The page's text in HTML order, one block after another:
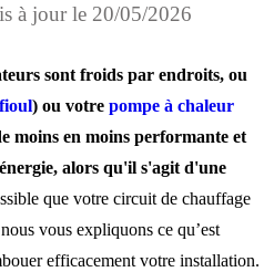
ce que l’embouage
de chauffage ?
réaliser le
d’un circuit
?
à jour le 20/05/2026
sont froids par endroits, ou
fioul) ou votre pompe à chaleur
moins en moins performante et
alors qu'il s'agit d'une
que votre circuit de chauffage
vous expliquons ce qu’est
efficacement votre installation.